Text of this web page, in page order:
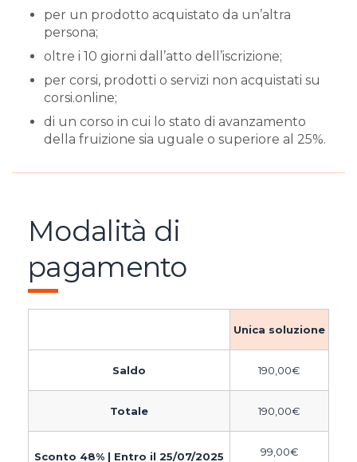
per un prodotto acquistato da un’altra
persona;
oltre i 10 giorni dall’atto dell’iscrizione;
per corsi, prodotti o servizi non acquistati su
corsi.online;
di un corso in cui lo stato di avanzamento
della fruizione sia uguale o superiore al 25%.
Modalità di
pagamento
Unica soluzione
Saldo 190,00€
Totale 190,00€
Sconto 48% | Entro il 25/07/2025 99,00€